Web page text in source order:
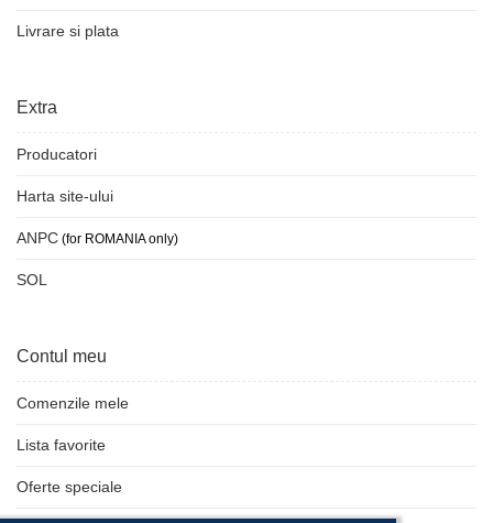
Livrare si plata
Extra
Producatori
Harta site-ului
ANPC (for ROMANIA only)
SOL
Contul meu
Comenzile mele
Lista favorite
Oferte speciale